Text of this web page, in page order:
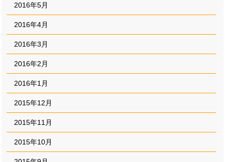
2016年5月
2016年4月
2016年3月
2016年2月
2016年1月
2015年12月
2015年11月
2015年10月